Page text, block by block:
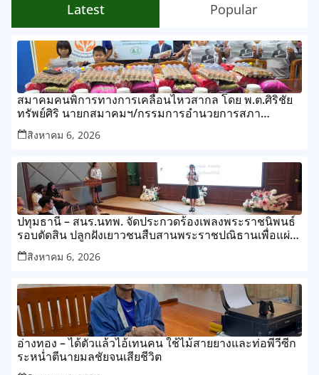
Latest Popular
สมาคมคนพิการทางการเคลื่อนไหวสากล โดย พ.ต.ศิริชัย
ทรัพย์ศิริ นายกสมาคมฯ/กรรมการอำนวยการสภา
สังคมสงเคราะห์แห่งประเทศไทย
สิงหาคม 6, 2026
ปทุมธานี – สนร.นทพ. จัดประกวดร้องเพลงพระราชนิพนธ์
รอบตัดสิน ปลูกฝังเยาวชนสืบสานพระราชปณิธานเพื่อแผ่น
ดิน
สิงหาคม 6, 2026
อ่างทอง – ได้ตัวแล้วไอ้เทนคน ใช้ไม้สายยางและท่อพีวีซีก
ระหน่ำตีนายมลชัยจนเสียชีวิต